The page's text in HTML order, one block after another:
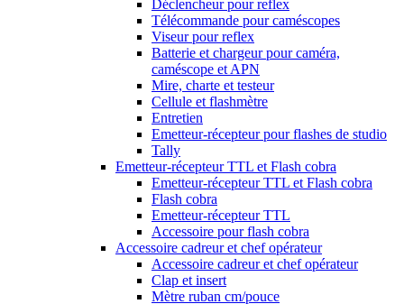
Déclencheur pour reflex
Télécommande pour caméscopes
Viseur pour reflex
Batterie et chargeur pour caméra,
caméscope et APN
Mire, charte et testeur
Cellule et flashmètre
Entretien
Emetteur-récepteur pour flashes de studio
Tally
Emetteur-récepteur TTL et Flash cobra
Emetteur-récepteur TTL et Flash cobra
Flash cobra
Emetteur-récepteur TTL
Accessoire pour flash cobra
Accessoire cadreur et chef opérateur
Accessoire cadreur et chef opérateur
Clap et insert
Mètre ruban cm/pouce